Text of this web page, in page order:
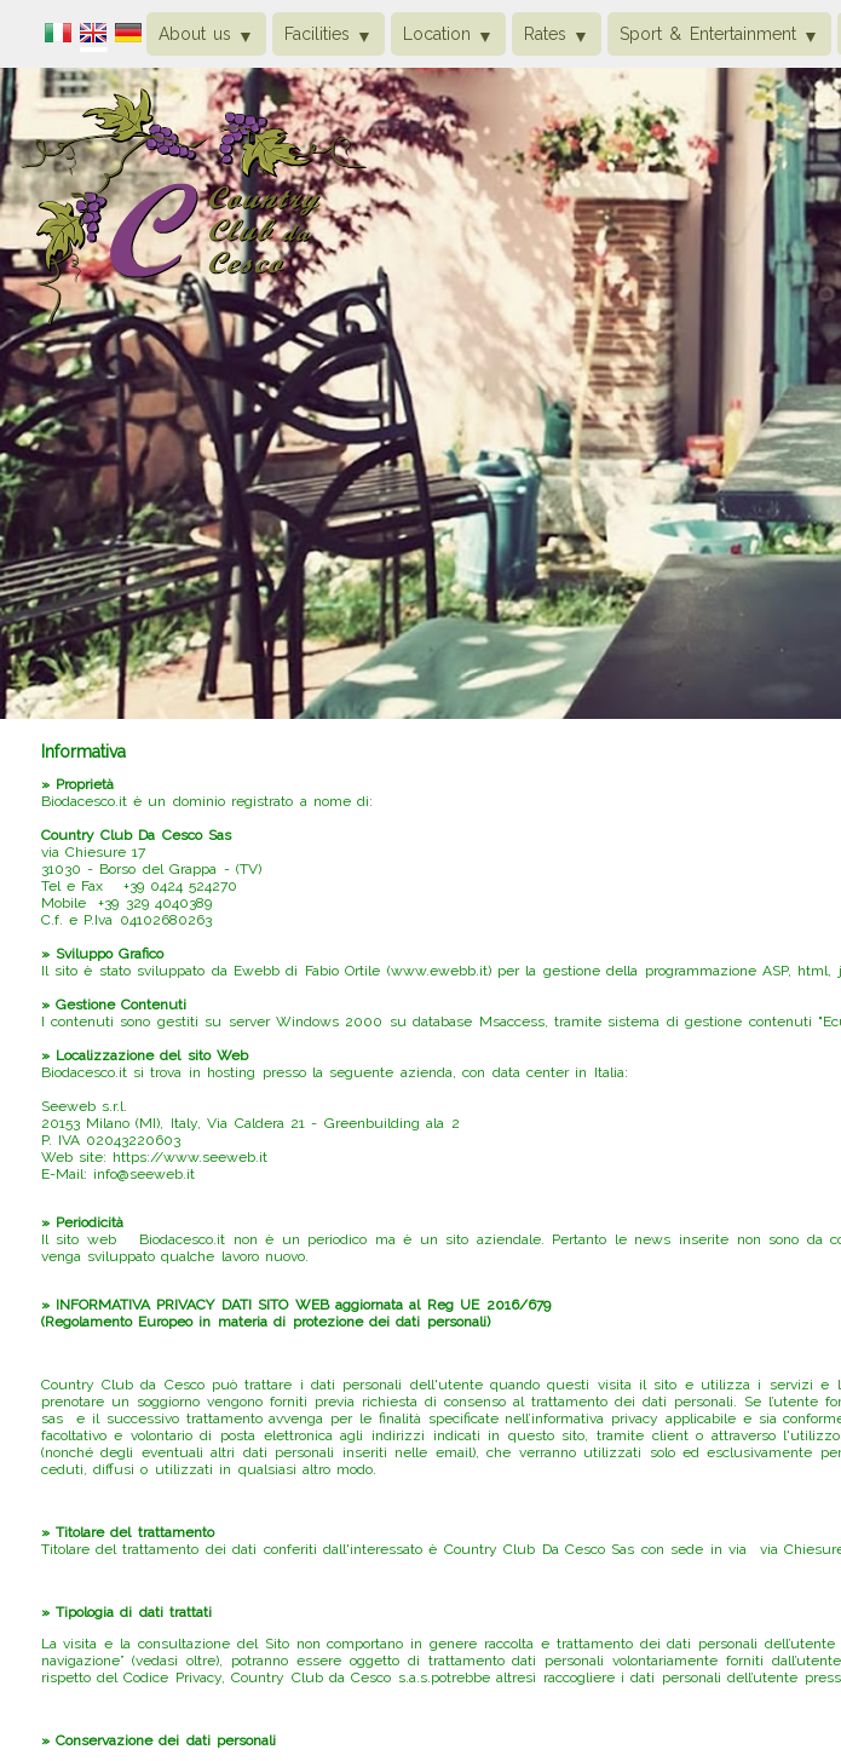
About us Facilities Location Rates Sport & Entertainment
Informativa
» Proprietà
Biodacesco.it è un dominio registrato a nome di:
Country Club Da Cesco Sas
via Chiesure 17
31030 - Borso del Grappa - (TV)
Tel e Fax +39 0424 524270
Mobile +39 329 4040389
C.f. e P.Iva 04102680263
» Sviluppo Grafico
Il sito è stato sviluppato da Ewebb di Fabio Ortile (www.ewebb.it) per la gestione della programmazione ASP, html,
» Gestione Contenuti
I contenuti sono gestiti su server Windows 2000 su database Msaccess, tramite sistema di gestione contenuti
» Localizzazione del sito Web
Biodacesco.it si trova in hosting presso la seguente azienda, con data center in Italia:
Seeweb s.r.l.
20153 Milano (MI), Italy, Via Caldera 21 - Greenbuilding ala 2
P. IVA 02043220603
Web site: https://www.seeweb.it
E-Mail: info@seeweb.it
» Periodicità
Il sito web Biodacesco.it non è un periodico ma è un sito aziendale. Pertanto le news inserite non sono da
venga sviluppato qualche lavoro nuovo.
» INFORMATIVA PRIVACY DATI SITO WEB aggiornata al Reg UE 2016/679
(Regolamento Europeo in materia di protezione dei dati personali)
Country Club da Cesco può trattare i dati personali dell'utente quando questi visita il sito e utilizza i servizi
prenotare un soggiorno vengono forniti previa richiesta di consenso al trattamento dei dati personali. Se
sas e il successivo trattamento avvenga per le finalità specificate nell’informativa privacy applicabile e sia
facoltativo e volontario di posta elettronica agli indirizzi indicati in questo sito, tramite client o attraverso
(nonché degli eventuali altri dati personali inseriti nelle email), che verranno utilizzati solo ed esclusivamente
ceduti, diffusi o utilizzati in qualsiasi altro modo.
» Titolare del trattamento
Titolare del trattamento dei dati conferiti dall'interessato è Country Club Da Cesco Sas con sede in via via
» Tipologia di dati trattati
La visita e la consultazione del Sito non comportano in genere raccolta e trattamento dei dati personali
navigazione” (vedasi oltre), potranno essere oggetto di trattamento dati personali volontariamente forniti
rispetto del Codice Privacy, Country Club da Cesco s.a.s.potrebbe altresì raccogliere i dati personali dell’utente
» Conservazione dei dati personali